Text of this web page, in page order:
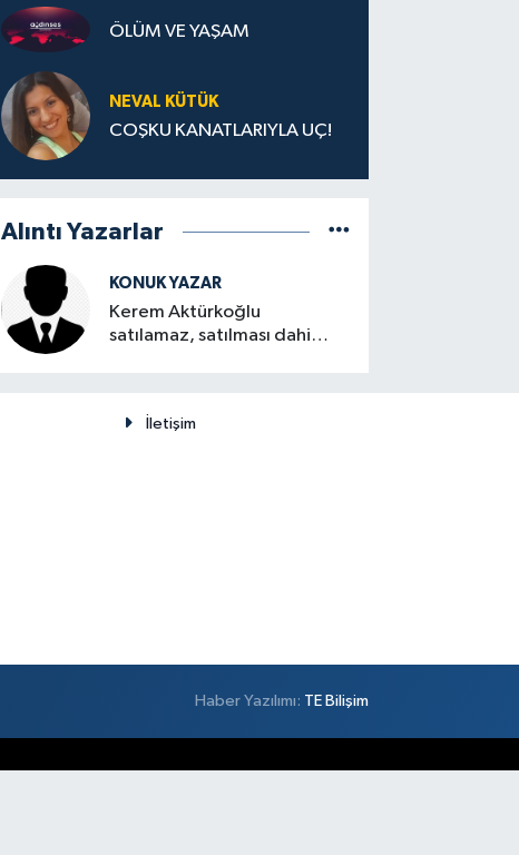
ÖLÜM VE YAŞAM
NEVAL KÜTÜK
COŞKU KANATLARIYLA UÇ!
Alıntı Yazarlar
KONUK YAZAR
Kerem Aktürkoğlu
satılamaz, satılması dahi
İletişim
Haber Yazılımı: TE Bilişim